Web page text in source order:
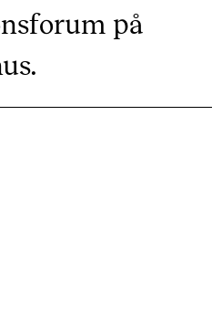
på